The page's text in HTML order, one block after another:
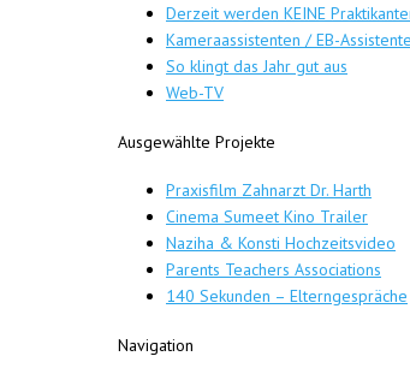
Derzeit werden KEINE
Kameraassistenten / EB-
So klingt das Jahr gut aus
Web-TV
Ausgewählte Projekte
Praxisfilm Zahnarzt Dr. Harth
Cinema Sumeet Kino Trailer
Naziha & Konsti Hochzeitsvideo
Parents Teachers Associations
140 Sekunden – Elterngespräche
Navigation